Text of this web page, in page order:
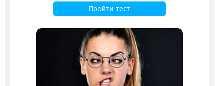
Пройти тест